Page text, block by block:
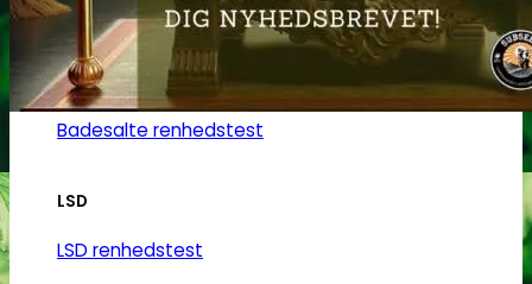
Heroin renhedstest
Badesalte
Badesalte renhedstest
LSD
LSD renhedstest